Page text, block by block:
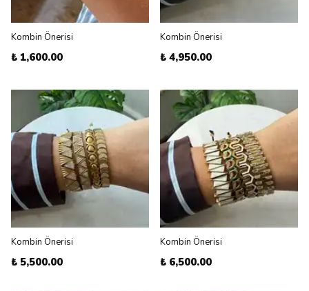
Kombin Önerisi
₺ 1,600.00
Kombin Önerisi
₺ 4,950.00
Kombin Önerisi
₺ 5,500.00
Kombin Önerisi
₺ 6,500.00